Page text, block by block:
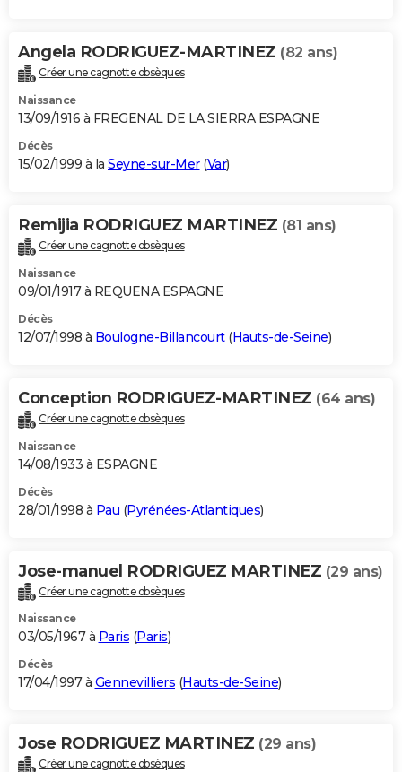
Angela RODRIGUEZ-MARTINEZ (82 ans)
Créer une cagnotte obsèques
Naissance
13/09/1916 à FREGENAL DE LA SIERRA ESPAGNE
Décès
15/02/1999 à la Seyne-sur-Mer(Var)
Remijia RODRIGUEZ MARTINEZ (81 ans)
Créer une cagnotte obsèques
Naissance
09/01/1917 à REQUENA ESPAGNE
Décès
12/07/1998 à Boulogne-Billancourt(Hauts-de-Seine)
Conception RODRIGUEZ-MARTINEZ (64 ans)
Créer une cagnotte obsèques
Naissance
14/08/1933 à ESPAGNE
Décès
28/01/1998 à Pau (Pyrénées-Atlantiques)
Jose-manuel RODRIGUEZ MARTINEZ (29 ans)
Créer une cagnotte obsèques
Naissance
03/05/1967 à Paris (Paris)
Décès
17/04/1997 à Gennevilliers (Hauts-de-Seine)
Jose RODRIGUEZ MARTINEZ (29 ans)
Créer une cagnotte obsèques